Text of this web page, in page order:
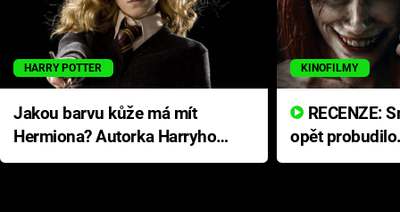
HARRY POTTER
Jakou barvu kůže má mít
Hermiona? Autorka Harryho
Pottera přišla s ráznou
KINOFILMY
opět
přichází s